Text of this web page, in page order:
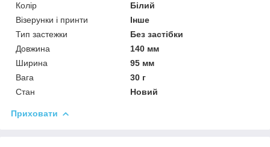
Колір
Білий
Візерунки і принти
Інше
Тип застежки
Без застібки
Довжина
140 мм
Ширина
95 мм
Вага
30 г
Стан
Новий
Приховати